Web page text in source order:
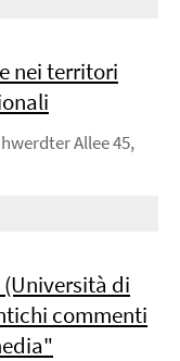
nei territori
Allee 45,
(Università di
commenti